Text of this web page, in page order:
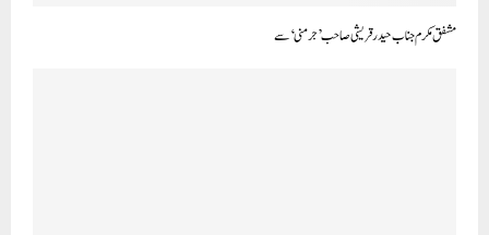
مشفق مکرم جناب حید رقریشی صاحب ’جرمنی‘ سے